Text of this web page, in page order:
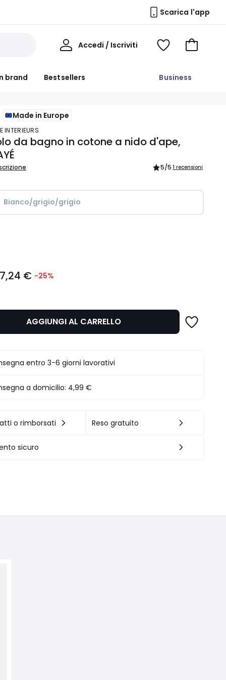
Scarica l'app
brand Bestsellers Business
Accedi / Iscriviti
Voir
Vai
Made in Europe
INTERIEURS
da bagno in cotone a nido d'ape,
5/5 1 recensioni
Bianco/grigio/grigio
€ -25%
AGGIUNGI AL CARRELLO
entro 3-6 giorni lavorativi
a domicilio: 4,99 €
o rimborsati Reso gratuito
sicuro